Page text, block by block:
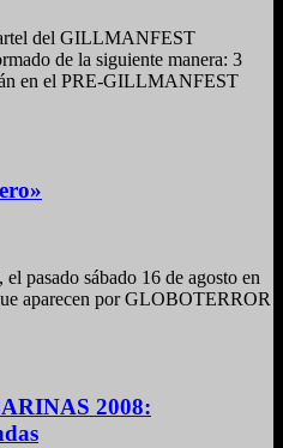
del GILLMANFEST
de la siguiente manera: 3
en el PRE-GILLMANFEST
pasado sábado 16 de agosto en
aparecen por GLOBOTERROR
2008: